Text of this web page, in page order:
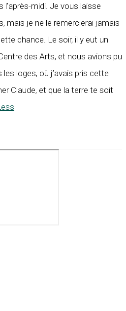
l’après-midi. Je vous laisse
mais je ne le remercierai jamais
chance. Le soir, il y eut un
des Arts, et nous avions pu
loges, où j’avais pris cette
Claude, et que la terre te soit